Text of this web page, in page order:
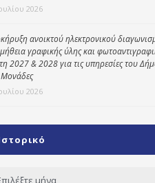
2026
ανοικτού ηλεκτρονικού
γραφικής ύλης και
2027 & 2028 για τις υπηρεσίες του
2026